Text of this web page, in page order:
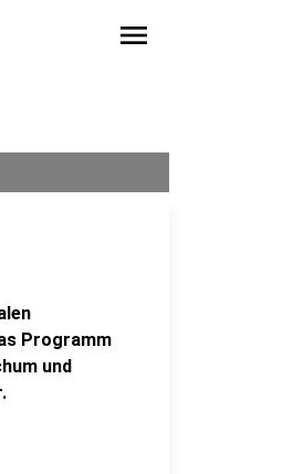
menu
Programm
und